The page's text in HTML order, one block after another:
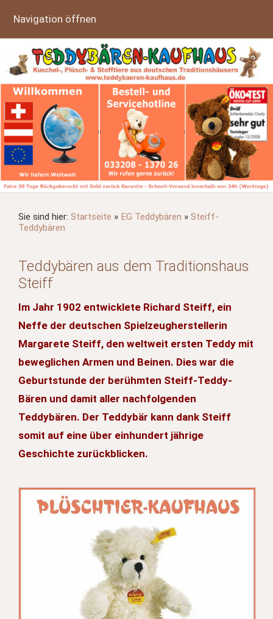
Navigation öffnen
Sie sind hier: Startseite » EG Teddybären » Steiff-
Teddybären
Teddybären aus dem Traditionshaus
Steiff
Im Jahr 1902 entwicklete Richard Steiff, ein
Neffe der deutschen Spielzeugherstellerin
Margarete Steiff, den weltweit ersten Teddy mit
beweglichen Armen und Beinen. Dies war die
Geburtstunde der berühmten Steiff-Teddy-
Bären und damit aller nachfolgenden
Teddybären. Der Teddybär kann dank Steiff
somit auf eine über einhundert jährige
Geschichte zurückblicken.